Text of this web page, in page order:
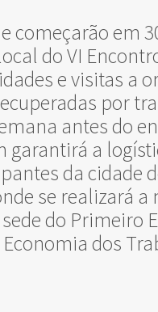
começarão em
do VI
e visitas a
por
antes do
garantirá a
da cidade
se realizará
do Primeiro
dos